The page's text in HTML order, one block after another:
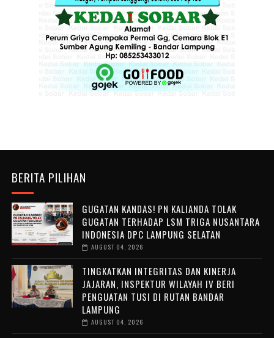
BERITA PILIHAN
GUGATAN KANDAS! PN KALIANDA TOLAK
GUGATAN TERHADAP LSM TRIGA NUSANTARA
INDONESIA DPC LAMPUNG SELATAN
AUGUST 04, 2026
TINGKATKAN INTEGRITAS DAN KINERJA
JAJARAN, INSPEKTUR WILAYAH IV BERI
PENGUATAN TUSI DI RUTAN BANDAR
LAMPUNG
AUGUST 04, 2026